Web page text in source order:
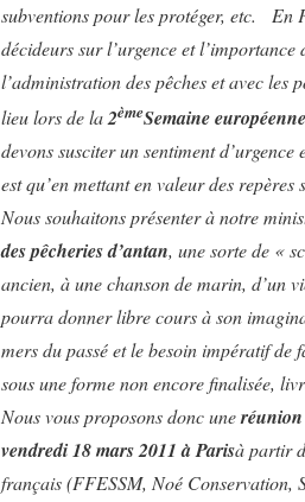
subventions pour les protéger, etc.
En
décideurs sur l’urgence et
l’administration des pêches et avec les
lieu lors de la2èmeSemaine
devons susciter un sentiment
est qu’en mettant en valeur des
Nous souhaitons présenter à notre
des pêcheries d’antan, une sorte de «
ancien, à une chanson de marin, d’un
pourra donner libre cours à son
mers du passé et le besoin impératif de
sous une forme non encore finalisée,
Nous vous proposons donc uneréunion
vendredi 18 mars 2011 à Parisà partir
français (FFESSM, Noé Conservation,